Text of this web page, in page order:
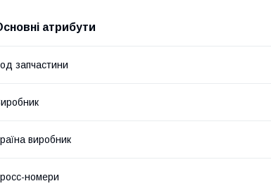
атрибути
запчастини
виробник
номери